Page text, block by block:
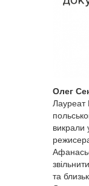
Олег
Лауреат
викрали
та